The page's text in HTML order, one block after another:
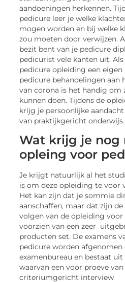
aandoeningen herkennen.
pedicure leer je welke
mogen worden en bij welke
zou moeten door verwijzen.
bezit bent van je pedicure
pedicurist vele kanten uit.
pedicure opleiding een
pedicure behandelingen aan
van corona is het handig om
kunnen doen. Tijdens de
krijg je persoonlijke
van praktijkgericht onderwijs.
Wat krijg je nog
opleing voor
Je krijgt natuurlijk al het
is om deze opleiding te voor
Het kan zijn dat je sommie
aanschaffen, maar dat zijn
volgen van de opleiding
voorzien van een zeer
producten set. De examens
pedicure worden afgenomen
examenbureau en bestaat
waarvan een voor proeve
criteriumgericht interview